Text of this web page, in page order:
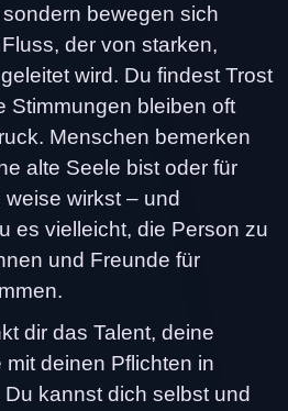
bewegen sich
der von starken,
wird. Du findest Trost
Stimmungen bleiben oft
Menschen bemerken
alte Seele bist oder für
wirkst – und
es vielleicht, die Person zu
und Freunde für
dir das Talent, deine
deinen Pflichten in
kannst dich selbst und